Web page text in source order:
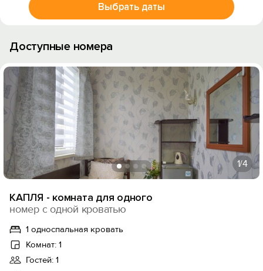
Выбрать даты
Доступные номера
1/4
КАПЛЯ - комната для одного
номер с одной кроватью
1 односпальная кровать
Комнат: 1
Гостей: 1